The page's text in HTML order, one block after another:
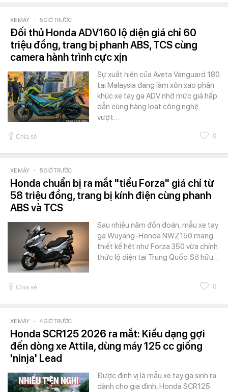
XE MÁY - 5 GIỜ TRƯỚC
Đối thủ Honda ADV160 lộ diện giá chỉ 60
triệu đồng, trang bị phanh ABS, TCS cùng
camera hành trình cực xịn
Sự xuất hiện của Aveta Vanguard 180
tại Malaysia đang làm xôn xao phân
khúc xe tay ga ADV nhờ mức giá hấp
dẫn cùng hàng loạt công nghệ
vượt…
Chia sẻ 0
XE MÁY - 5 GIỜ TRƯỚC
Honda chuẩn bị ra mắt "tiểu Forza" giá chỉ từ
58 triệu đồng, trang bị kính điện cùng phanh
ABS và TCS
Sau nhiều năm đồn đoán, mẫu xe tay
ga Wuyang-Honda NWZ150 mang
thiết kế hệt như Forza 350 vừa chính
thức lộ diện tại Trung Quốc. Sở hữu…
Chia sẻ 0
XE MÁY - 4 GIỜ TRƯỚC
Honda SCR125 2026 ra mắt: Kiểu dạng gợi
đến dòng xe Attila, dùng máy 125 cc giống
'ninja' Lead
Được định vị là mẫu xe tay ga sinh ra
dành cho gia đình, Honda SCR125